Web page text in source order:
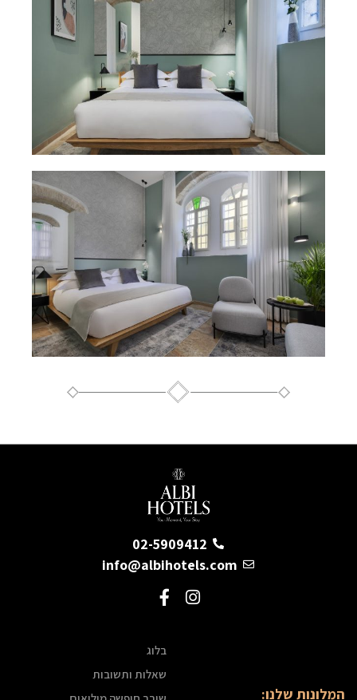
02-5909412
info@albihotels.com
המלונות שלנו:
בלוג
שאלות ותשובות